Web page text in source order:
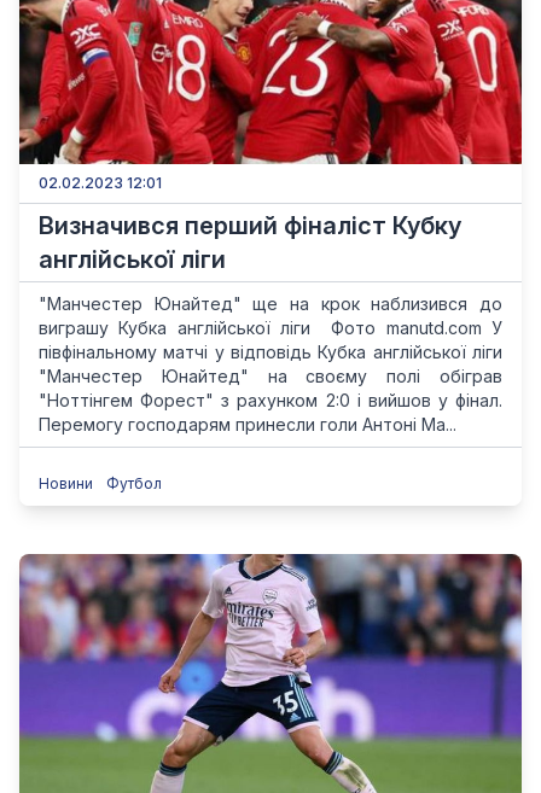
02.02.2023 12:01
Визначився перший фіналіст Кубку
англійської ліги
"Манчестер Юнайтед" ще на крок наблизився до
виграшу Кубка англійської ліги Фото manutd.com У
півфінальному матчі у відповідь Кубка англійської ліги
"Манчестер Юнайтед" на своєму полі обіграв
"Ноттінгем Форест" з рахунком 2:0 і вийшов у фінал.
Перемогу господарям принесли голи Антоні Ма...
Новини Футбол